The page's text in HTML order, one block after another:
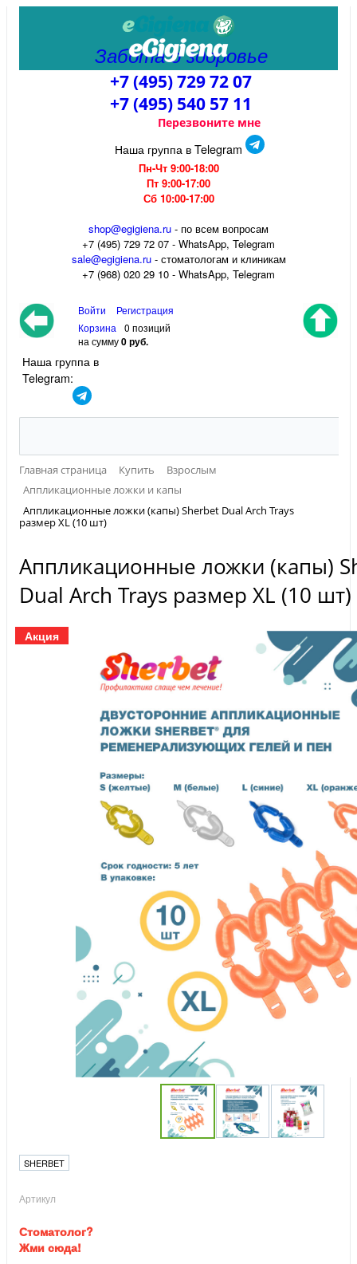
Забота о здоровье
+7 (495) 729 72 07
+7 (495) 540 57 11
Перезвоните мне
Наша группа в Telegram
Пн-Чт 9:00-18:00
Пт 9:00-17:00
Сб 10:00-17:00
shop@egigiena.ru - по всем вопросам
‎+7 (495) 729 72 07 - WhatsApp, Telegram
sale@egigiena.ru- стоматологам и клиникам
+7 (968) 020 29 10 - WhatsApp, Telegram
Войти
Регистрация
Корзина
0 позиций
на сумму0 руб.
Наша группа в
Telegram:
Главная страница Купить
Взрослым
Аппликационные ложки и капы
Аппликационные ложки (капы) Sherbet Dual Arch Trays
размер XL (10 шт)
Аппликационные ложки (капы)
Dual Arch Trays размер XL (10 шт)
Акция
SHERBET
Артикул
Стоматолог?
Жми сюда!